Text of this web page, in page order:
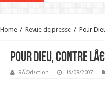
Home / Revue de presse / Pour
Pour Dieu, contre
RÃ©daction 19/08/2007